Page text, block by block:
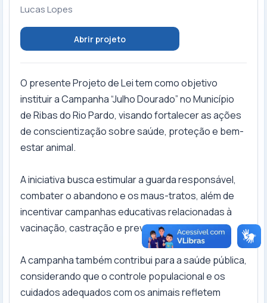
Lucas Lopes
Abrir projeto
O presente Projeto de Lei tem como objetivo
instituir a Campanha “Julho Dourado” no Município
de Ribas do Rio Pardo, visando fortalecer as ações
de conscientização sobre saúde, proteção e bem-
estar animal.
A iniciativa busca estimular a guarda responsável,
combater o abandono e os maus-tratos, além de
incentivar campanhas educativas relacionadas à
vacinação, castração e prevenção de doenças.
A campanha também contribui para a saúde pública,
considerando que o controle populacional e os
cuidados adequados com os animais refletem